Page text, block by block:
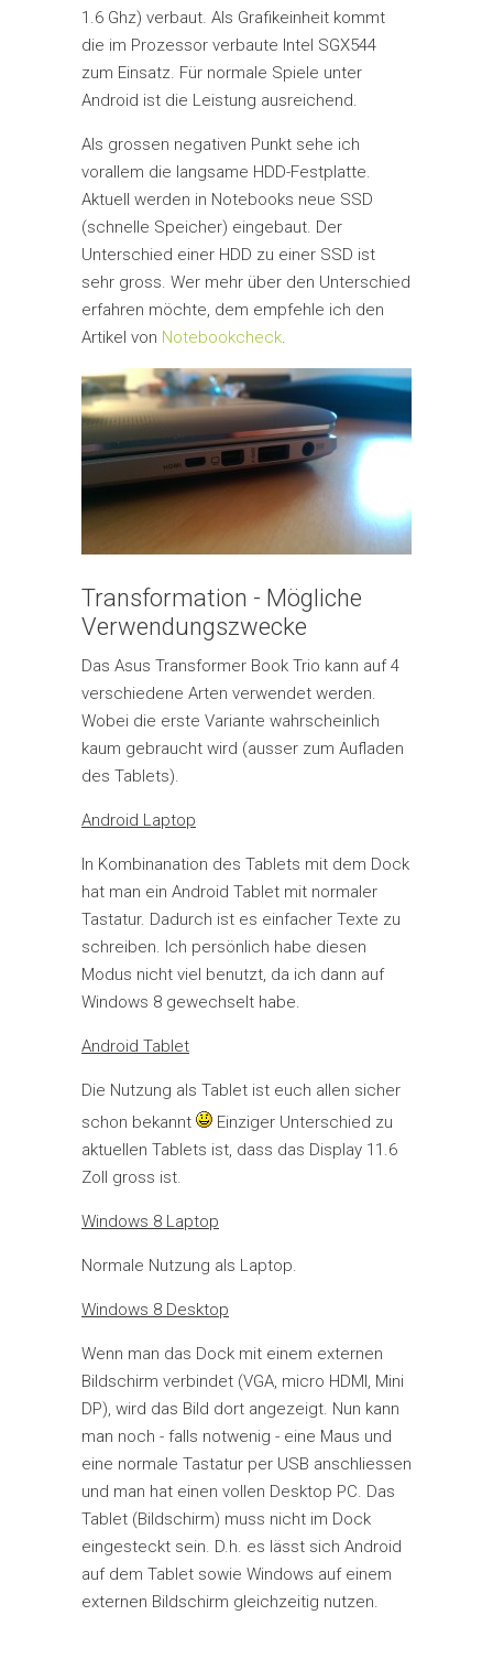
1.6 Ghz) verbaut. Als Grafikeinheit kommt
die im Prozessor verbaute Intel SGX544
zum Einsatz. Für normale Spiele unter
Android ist die Leistung ausreichend.
Als grossen negativen Punkt sehe ich
vorallem die langsame HDD-Festplatte.
Aktuell werden in Notebooks neue SSD
(schnelle Speicher) eingebaut. Der
Unterschied einer HDD zu einer SSD ist
sehr gross. Wer mehr über den Unterschied
erfahren möchte, dem empfehle ich den
Artikel von Notebookcheck
Transformation - Mögliche
Verwendungszwecke
Das Asus Transformer Book Trio kann auf 4
verschiedene Arten verwendet werden.
Wobei die erste Variante wahrscheinlich
kaum gebraucht wird (ausser zum Aufladen
des Tablets).
Android Laptop
In Kombinanation des Tablets mit dem Dock
hat man ein Android Tablet mit normaler
Tastatur. Dadurch ist es einfacher Texte zu
schreiben. Ich persönlich habe diesen
Modus nicht viel benutzt, da ich dann auf
Windows 8 gewechselt habe.
Android Tablet
Die Nutzung als Tablet ist euch allen sicher
schon bekannt
Einziger Unterschied zu
aktuellen Tablets ist, dass das Display 11.6
Zoll gross ist.
Windows 8 Laptop
Normale Nutzung als Laptop.
Windows 8 Desktop
Wenn man das Dock mit einem externen
Bildschirm verbindet (VGA, micro HDMI, Mini
DP), wird das Bild dort angezeigt. Nun kann
man noch - falls notwenig - eine Maus und
eine normale Tastatur per USB anschliessen
und man hat einen vollen Desktop PC. Das
Tablet (Bildschirm) muss nicht im Dock
eingesteckt sein. D.h. es lässt sich Android
auf dem Tablet sowie Windows auf einem
externen Bildschirm gleichzeitig nutzen.